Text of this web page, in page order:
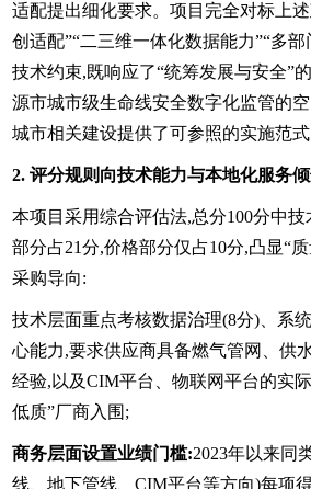
适配提出细化要求。项目完全对标上
创适配”“二三维一体化数据能力”“多
技术约束,既响应了“统筹发展与安全”
源市城市级生命线安全数字化监管的
城市相关建设提供了可参照的实施范式
2. 评分规则向技术能力与本地化服务
本项目采用综合评估法,总分100分中
部分占21分,价格部分仅占10分,凸显“
采购导向:
技术层面重点考核数据治理(8分)、系
心能力,要求供应商具备燃气管网、供
经验,以及CIM平台、物联网平台的实
低质”厂商入围;
商务层面设置业绩门槛:2023年以来同
线、地下管线、CIM平台等方向)每项